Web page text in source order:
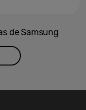
de Samsung